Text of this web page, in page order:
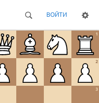
ВОЙТИ
1
2
3